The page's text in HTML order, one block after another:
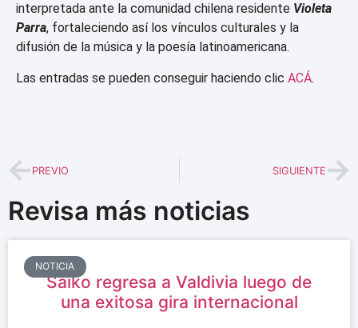
interpretada ante la comunidad chilena residente Violeta
Parra, fortaleciendo así los vínculos culturales y la
difusión de la música y la poesía latinoamericana.
Las entradas se pueden conseguir haciendo clic ACÁ.
PREVIO SIGUIENTE
Revisa más noticias
NOTICIA
Saiko regresa a Valdivia luego de
una exitosa gira internacional